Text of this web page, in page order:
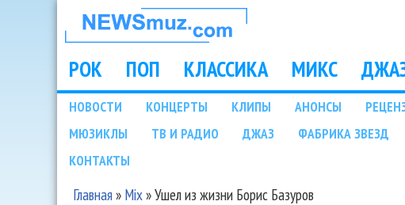
НОВОСТИ
МУЗЫКИ И
ШОУ БИЗНЕСА
NEWSMUZ.COM
Main menu
РОК ПОП КЛАССИКА МИКС
Подразделы
НОВОСТИ КОНЦЕРТЫ КЛИПЫ АНОНСЫ
МЮЗИКЛЫ
ТВ И РАДИО ДЖАЗ ФАБРИКА ЗВЕЗД
КОНТАКТЫ
Главная» Mix»Ушел из жизни Борис Базуров